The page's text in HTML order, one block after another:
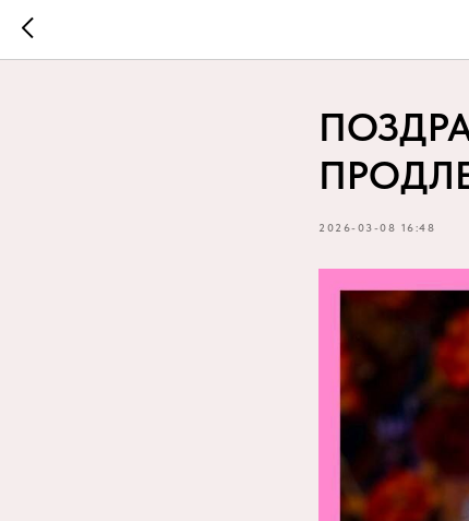
2026-03-08 16:48